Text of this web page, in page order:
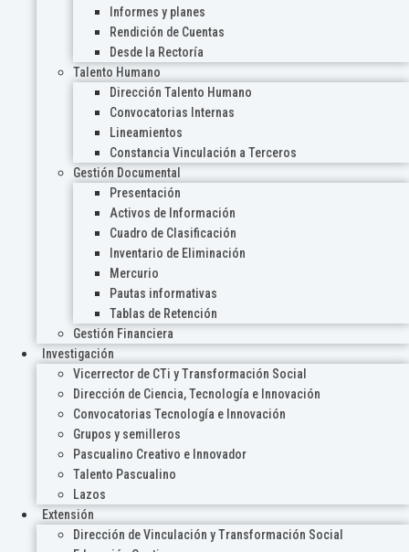
Informes y planes
Rendición de Cuentas
Desde la Rectoría
Talento Humano
Dirección Talento Humano
Convocatorias Internas
Lineamientos
Constancia Vinculación a Terceros
Gestión Documental
Presentación
Activos de Información
Cuadro de Clasificación
Inventario de Eliminación
Mercurio
Pautas informativas
Tablas de Retención
Gestión Financiera
Investigación
Vicerrector de CTi y Transformación Social
Dirección de Ciencia, Tecnología e Innovación
Convocatorias Tecnología e Innovación
Grupos y semilleros
Pascualino Creativo e Innovador
Talento Pascualino
Lazos
Extensión
Dirección de Vinculación y Transformación Social